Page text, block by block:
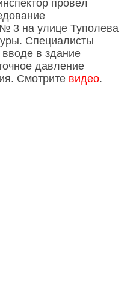
провёл
3 на улице Туполева
Специалисты
в здание
давление
Смотрите видео.